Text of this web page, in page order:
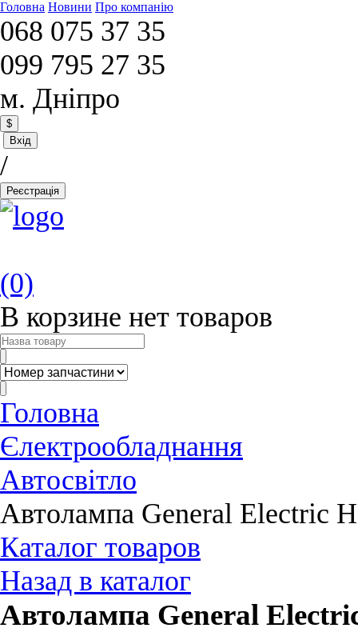
Головна Новини Про компанію
068 075 37 35
099 795 27 35
м. Дніпро
$
Вхід
/
Реєстрація
(0)
В корзине нет товаров
Головна
Єлектрообладнання
Автосвітло
Автолампа General Electric
Каталог товаров
Назад в каталог
Автолампа General